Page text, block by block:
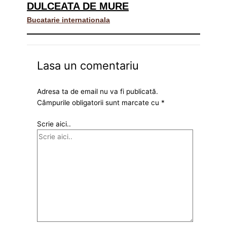
DULCEATA DE MURE
Bucatarie internationala
Lasa un comentariu
Adresa ta de email nu va fi publicată.
Câmpurile obligatorii sunt marcate cu *
Scrie aici..